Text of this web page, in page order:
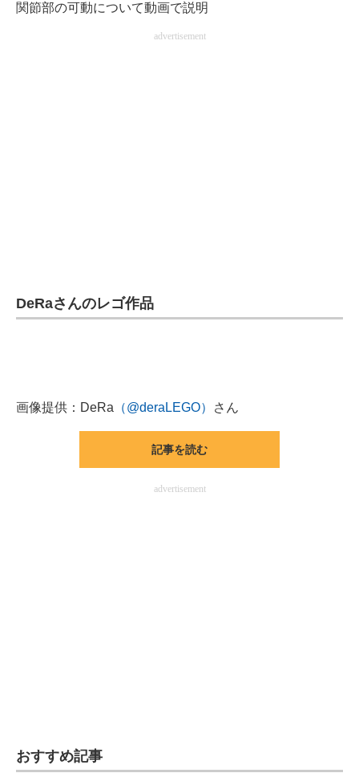
関節部の可動について動画で説明
advertisement
DeRaさんのレゴ作品
画像提供：DeRa （@deraLEGO） さん
記事を読む
advertisement
おすすめ記事